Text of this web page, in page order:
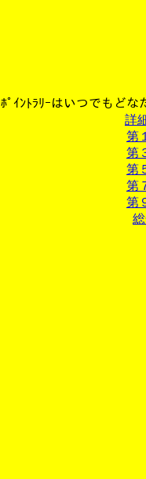
ﾎﾟｲﾝﾄﾗﾘｰはいつでもどな
詳
第
第
第
第
第